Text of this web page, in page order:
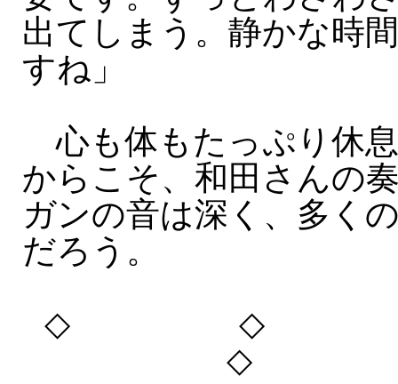
出てしまう。静かな時
すね」
心も体もたっぷり休
からこそ、和田さんの
ガンの音は深く、多く
だろう。
◇
◇